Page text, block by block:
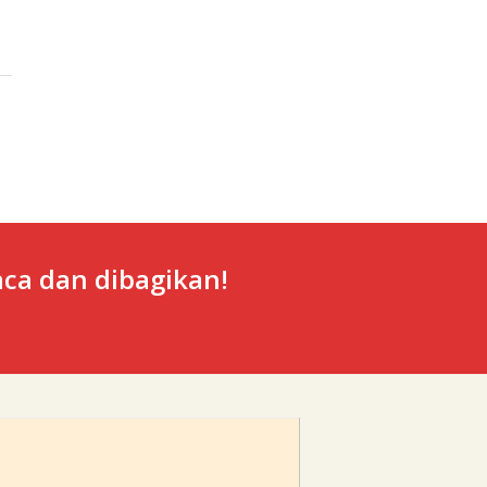
dan dibagikan!